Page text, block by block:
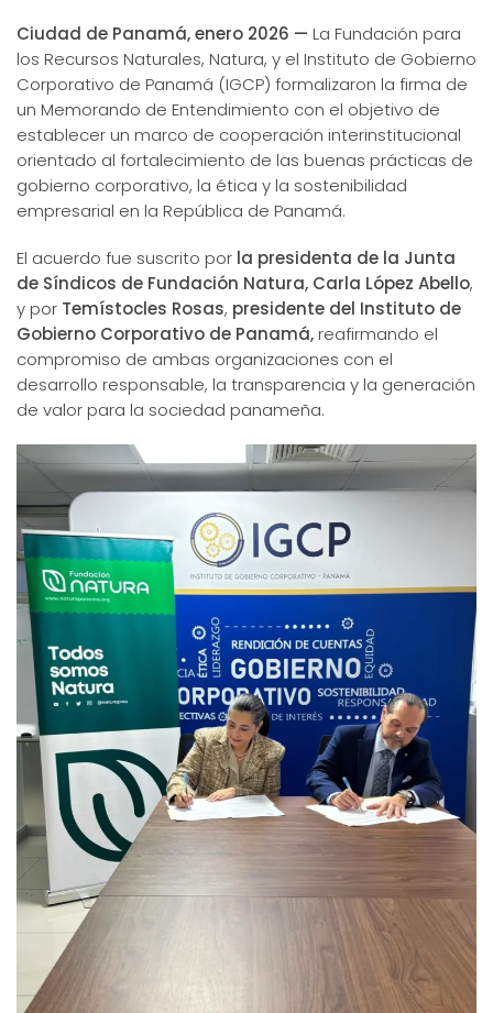
Ciudad de Panamá, enero 2026 — La Fundación para
los Recursos Naturales, Natura, y el Instituto de Gobierno
Corporativo de Panamá (IGCP) formalizaron la firma de
un Memorando de Entendimiento con el objetivo de
establecer un marco de cooperación interinstitucional
orientado al fortalecimiento de las buenas prácticas de
gobierno corporativo, la ética y la sostenibilidad
empresarial en la República de Panamá.
El acuerdo fue suscrito por la presidenta de la Junta
de Síndicos de Fundación Natura, Carla López Abello,
y por Temístocles Rosas, presidente del Instituto de
Gobierno Corporativo de Panamá,reafirmando el
compromiso de ambas organizaciones con el
desarrollo responsable, la transparencia y la generación
de valor para la sociedad panameña.